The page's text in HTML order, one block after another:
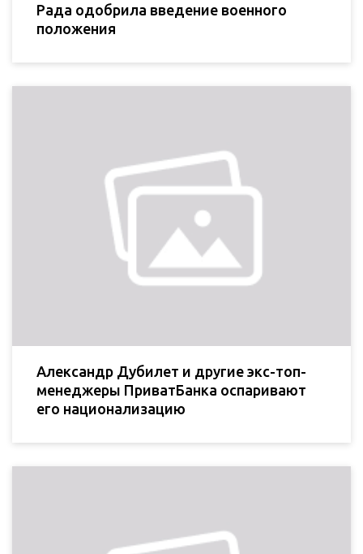
Рада одобрила введение военного
положения
Александр Дубилет и другие экс-топ-
менеджеры ПриватБанка оспаривают
его национализацию